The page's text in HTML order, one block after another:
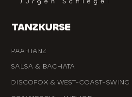
TANZKURSE
PAARTANZ
SALSA & BACHATA
DISCOFOX & WEST-COAST-SWING